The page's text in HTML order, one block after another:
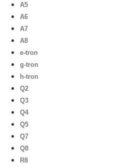
A5
A6
A7
A8
e-tron
g-tron
h-tron
Q2
Q3
Q4
Q5
Q7
Q8
R8